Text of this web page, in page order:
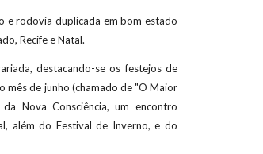
e rodovia duplicada em bom estado
Recife e Natal.
destacando-se os festejos de
mês de junho (chamado de "O Maior
Nova Consciência, um encontro
além do Festival de Inverno, e do